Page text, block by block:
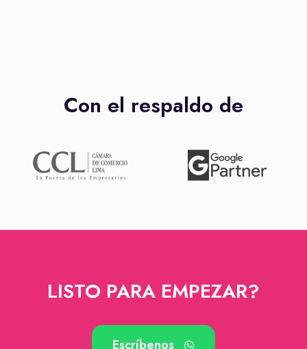
Con el respaldo de
LISTO PARA EMPEZAR?
Escríbenos